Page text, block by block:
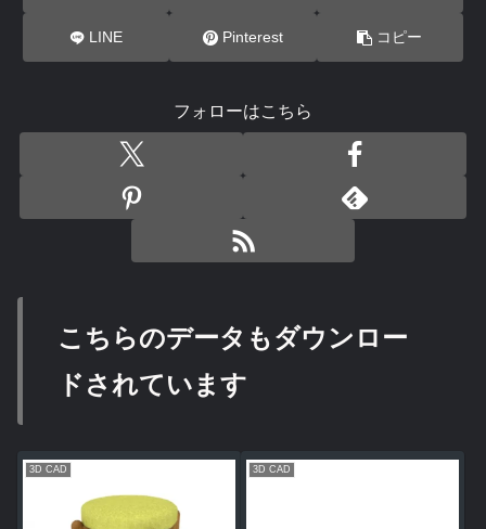
LINE Pinterest コピー
フォローはこちら
こちらのデータもダウンロー
ドされています
3D CAD 3D CAD